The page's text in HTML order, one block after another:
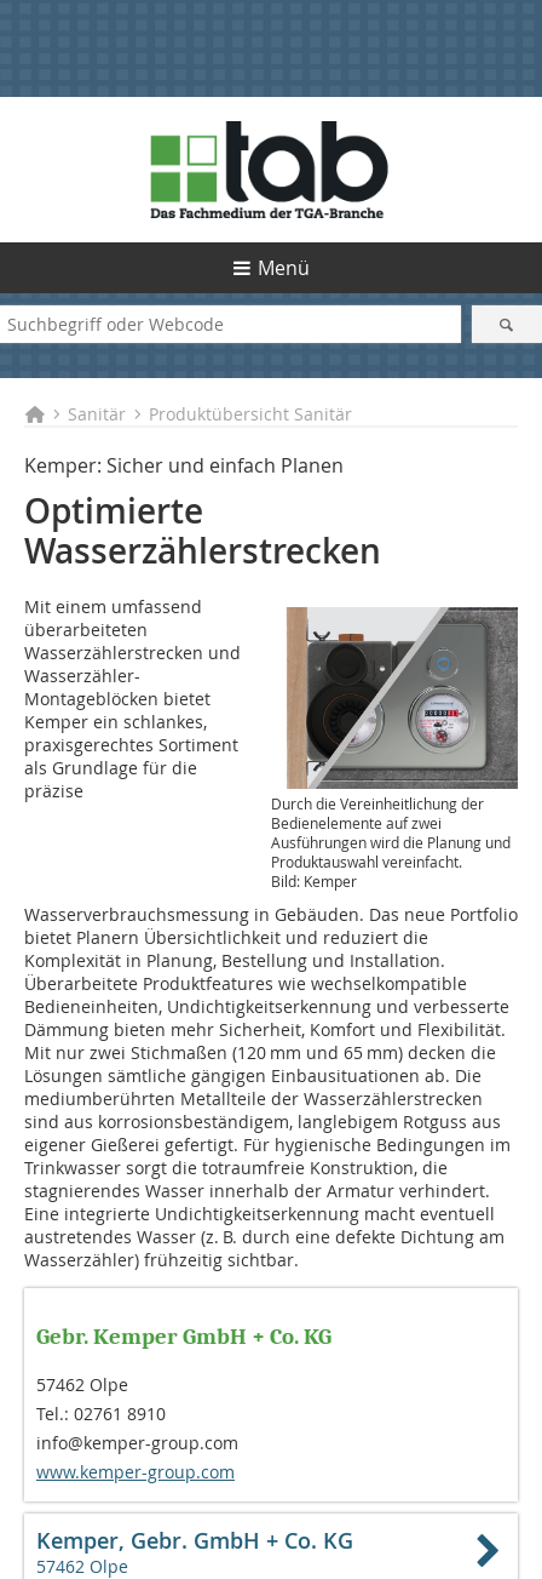
Menü
Sanitär Produktübersicht Sanitär
Kemper: Sicher und einfach Planen
Optimierte
Wasserzählerstrecken
Durch die Vereinheitlichung der
Bedienelemente auf zwei
Ausführungen wird die Planung und
Produktauswahl vereinfacht.
Bild: Kemper
Mit einem umfassend
überarbeiteten
Wasserzählerstrecken und
Wasserzähler-
Montageblöcken bietet
Kemper ein schlankes,
praxisgerechtes Sortiment
als Grundlage für die
präzise
Wasserverbrauchsmessung in Gebäuden. Das neue Portfolio
bietet Planern Übersichtlichkeit und reduziert die
Komplexität in Planung, Bestellung und Installation.
Überarbeitete Produktfeatures wie wechselkompatible
Bedieneinheiten, Undichtigkeitserkennung und verbesserte
Dämmung bieten mehr Sicherheit, Komfort und Flexibilität.
Mit nur zwei Stichmaßen (120 mm und 65 mm) decken die
Lösungen sämtliche gängigen Einbausituationen ab. Die
mediumberührten Metallteile der Wasserzählerstrecken
sind aus korrosionsbeständigem, langlebigem Rotguss aus
eigener Gießerei gefertigt. Für hygienische Bedingungen im
Trinkwasser sorgt die ­totraumfreie Konstruktion, die
stagnierendes Wasser innerhalb der Armatur verhindert.
Eine integrierte Undichtigkeitserkennung macht eventuell
austretendes Wasser (z. B. durch eine defekte Dichtung am
Wasserzähler) frühzeitig sichtbar.
Gebr. Kemper GmbH + Co. KG
57462 Olpe
Tel.: 02761 8910
info@kemper-group.com
www.kemper-group.com
Kemper, Gebr. GmbH + Co. KG
57462 Olpe